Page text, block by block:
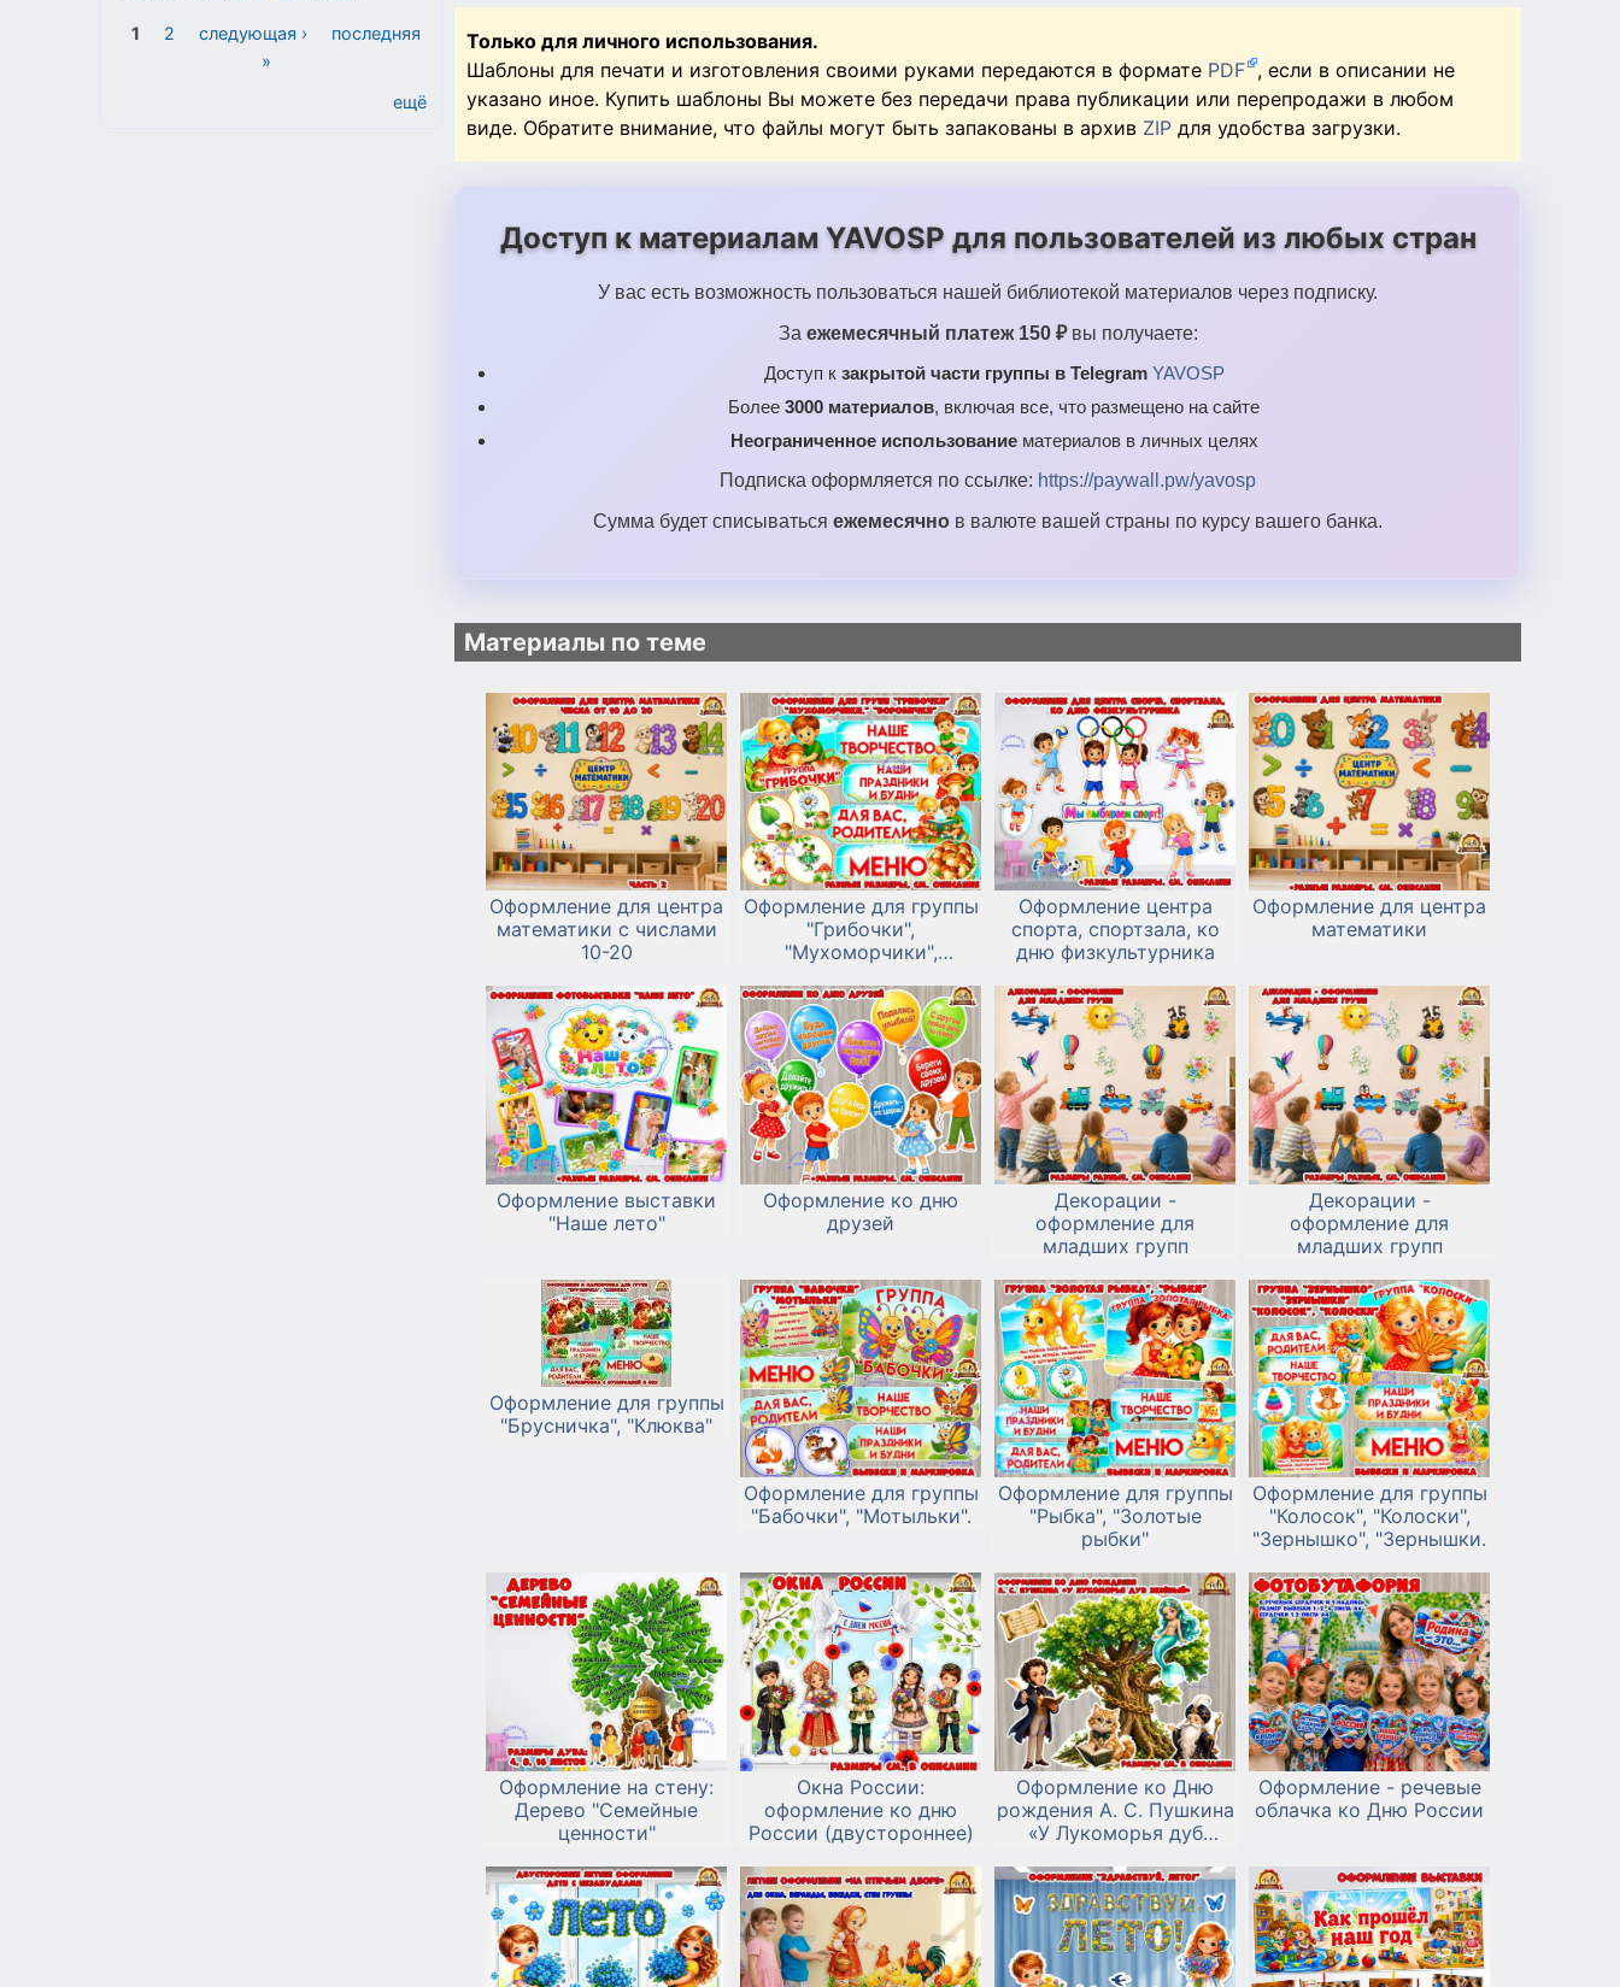
Только для личного использования.
Шаблоны для печати и изготовления своими руками передаются в формате PDF , если в описании не
указано иное. Купить шаблоны Вы можете без передачи права публикации или перепродажи в любом
виде. Обратите внимание, что файлы могут быть запакованы в архив ZIP для удобства загрузки.
Доступ к материалам YAVOSP для пользователей из любых стран
У вас есть возможность пользоваться нашей библиотекой материалов через подписку.
За ежемесячный платеж 150 ₽вы получаете:
Доступ к закрытой части группы в Telegram YAVOSP
Более 3000 материалов, включая все, что размещено на сайте
Неограниченное использованиематериалов в личных целях
Подписка оформляется по ссылке: https://paywall.pw/yavosp
Сумма будет списываться ежемесячно в валюте вашей страны по курсу вашего банка.
Материалы по теме
Оформление для центра
математики с числами
10-20
Оформление для группы
"Грибочки",
"Мухоморчики",
Оформление центра
спорта, спортзала, ко
дню физкультурника
Оформление для центра
математики
Оформление выставки
"Наше лето"
Оформление ко дню
друзей
Декорации -
оформление для
младших групп
Декорации -
оформление для
младших групп
Оформление для группы
"Брусничка", "Клюква"
Оформление для группы
"Бабочки", "Мотыльки".
Оформление для группы
"Рыбка", "Золотые
рыбки"
Оформление для группы
"Колосок", "Колоски",
"Зернышко", "Зернышки.
Оформление на стену:
Дерево "Семейные
ценности"
Окна России:
оформление ко дню
России (двустороннее)
Оформление ко Дню
рождения А. С. Пушкина
«У Лукоморья дуб
Оформление - речевые
облачка ко Дню России
Страницы
1 2 следующая ›
последняя
»
ещё